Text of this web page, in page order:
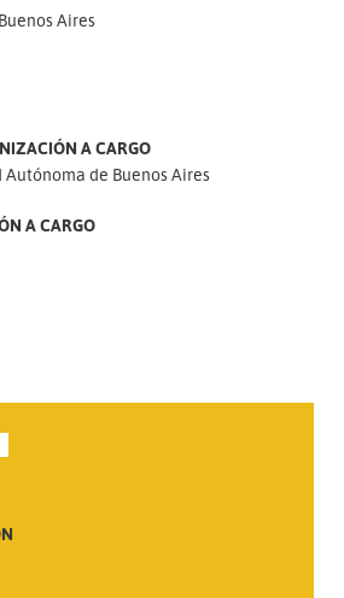
Aires
A CARGO
de Buenos Aires
A CARGO